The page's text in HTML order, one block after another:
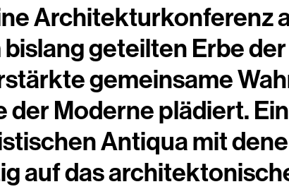
Architekturkonferenz
geteilten Erbe
gemeinsame
Moderne plädiert.
Antiqua mit
auf das